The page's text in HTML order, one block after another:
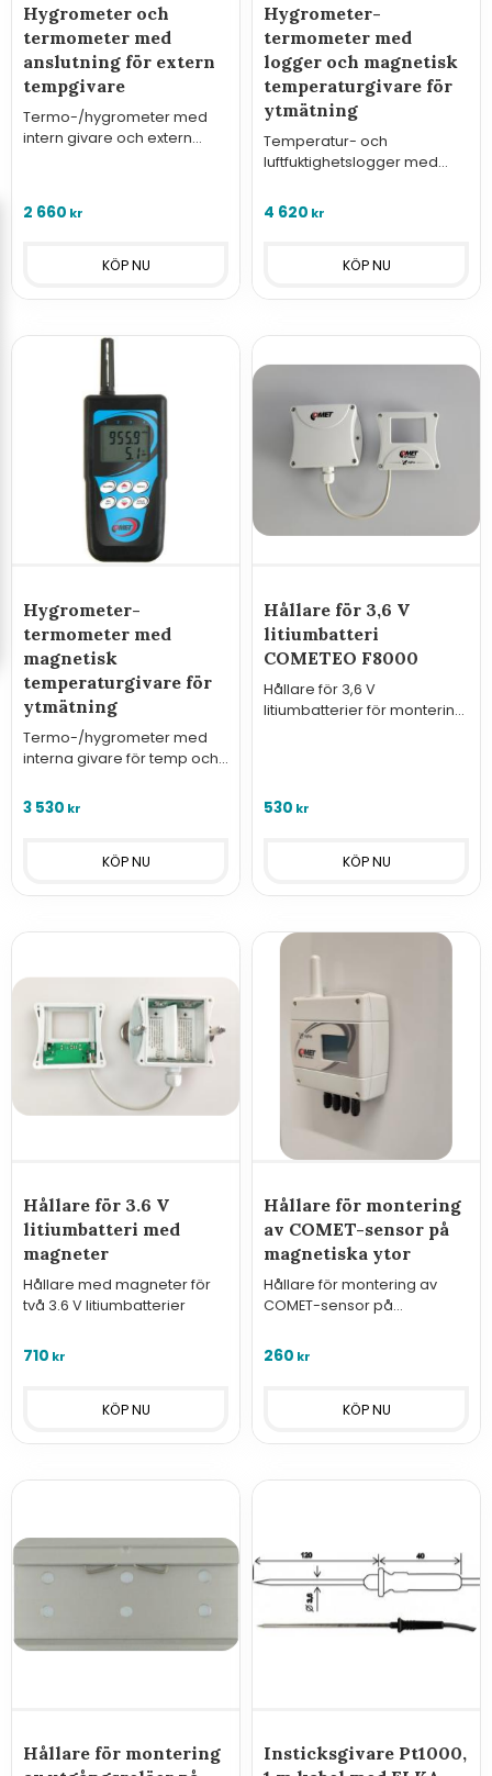
Hygrometer och
termometer med
anslutning för extern
tempgivare
Termo-/hygrometer med
intern givare och extern
värden.
2 660 kr
Hygrometer-
termometer med
logger och magnetisk
temperaturgivare för
ytmätning
Temperatur- och
luftfuktighetslogger med
yttemperaturgivare. Lagrar
4 620 kr
Hygrometer-
termometer med
magnetisk
temperaturgivare för
ytmätning
Termo-/hygrometer med
interna givare för temp och
magnetisk givare för
3 530 kr
Hållare för 3,6 V
litiumbatteri
COMETEO F8000
Hållare för 3,6 V
litiumbatterier för montering
530 kr
Hållare för 3.6 V
litiumbatteri med
magneter
Hållare med magneter för
två 3.6 V litiumbatterier
710 kr
Hållare för montering
av COMET-sensor på
magnetiska ytor
Hållare för montering av
COMET-sensor på
neodymiummagneter
260 kr
Hållare för montering
Insticksgivare Pt1000,